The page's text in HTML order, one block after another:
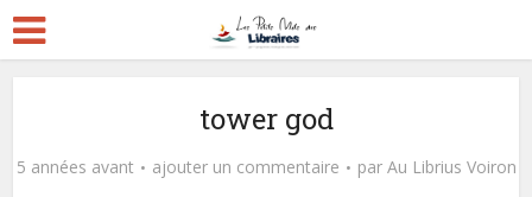
tower god
5 années avant ajouter un commentaire par Au Librius Voiron